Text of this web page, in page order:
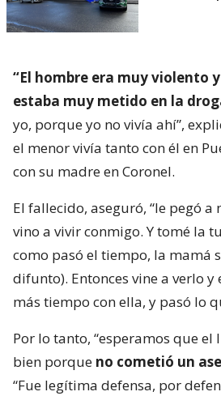
“El hombre era muy violento
estaba muy metido en la
yo, porque yo no vivía ahí”,
el menor vivía tanto con él en
con su madre en Coronel.
El fallecido, aseguró, “le pegó a
vino a vivir conmigo. Y tomé la
como pasó el tiempo, la mamá
difunto). Entonces vine a verlo y
más tiempo con ella, y pasó lo
Por lo tanto, “esperamos que
bien porque no cometió un
“Fue legítima defensa, por